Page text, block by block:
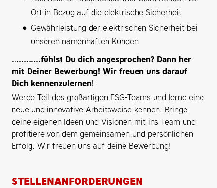
Ort in Bezug auf die elektrische Sicherheit
Gewährleistung der elektrischen Sicherheit bei
unseren namenhaften Kunden
............fühlst Du dich angesprochen? Dann her
mit Deiner Bewerbung! Wir freuen uns darauf
Dich kennenzulernen!
Werde Teil des großartigen ESG-Teams und lerne eine
neue und innovative Arbeitsweise kennen. Bringe
deine eigenen Ideen und Visionen mit ins Team und
profitiere von dem gemeinsamen und persönlichen
Erfolg. Wir freuen uns auf deine Bewerbung!
STELLENANFORDERUNGEN